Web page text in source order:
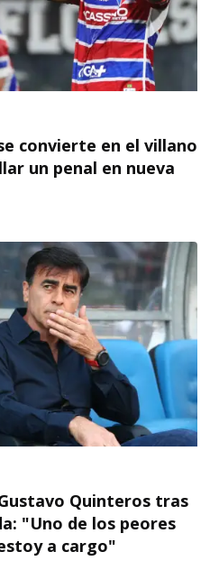
convierte en el villano
un penal en nueva
Quinteros tras
"Uno de los peores
a cargo"